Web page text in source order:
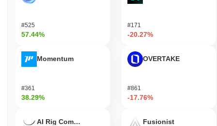
#525
57.44%
Momentum
#361
38.29%
AI Rig Complex
#171
-20.27%
OVERTAKE
#861
-17.76%
Fusionist